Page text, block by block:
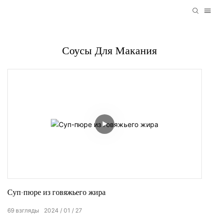
Соусы Для Макания
Суп-пюре из говяжьего жира
2024 01 27
69 взгляды